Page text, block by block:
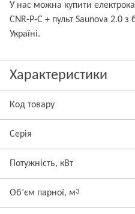
У нас можна купити
CNR-P-C + пульт Saunova 2.0
Україні.
Характеристики
Код товару
Серія
Потужність, кВт
Об’єм парної, м3